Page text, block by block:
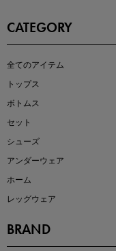
近日販売のアイテムを先見せ
CATEGORY
全てのアイテム
トップス
ボトムス
セット
シューズ
アンダーウェア
ホーム
レッグウェア
BRAND